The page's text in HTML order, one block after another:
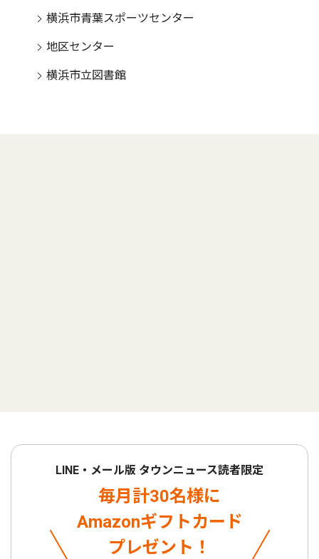
横浜市青葉スポーツセンター
地区センター
横浜市立図書館
LINE・メール版 タウンニュース読者限定
毎月計30名様に
Amazonギフトカード
プレゼント！